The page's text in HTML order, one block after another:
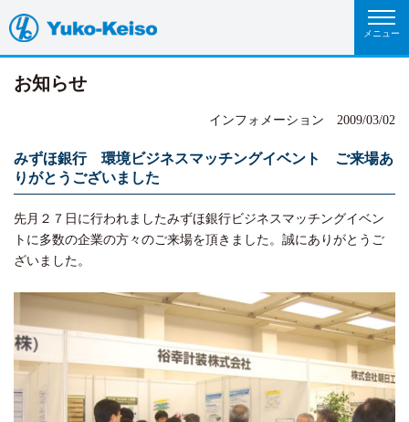
お知らせ
インフォメーション 2009/03/02
みずほ銀行 環境ビジネスマッチングイベント ご来場あ
りがとうございました
先月２７日に行われましたみずほ銀行ビジネスマッチングイベン
トに多数の企業の方々のご来場を頂きました。誠にありがとうご
ざいました。